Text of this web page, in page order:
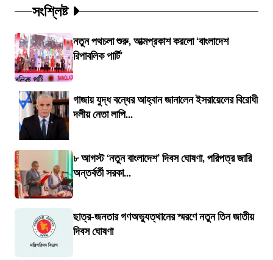
সংশ্লিষ্ট
নতুন পথচলা শুরু, আত্মপ্রকাশ করলো ‘বাংলাদেশ
রিপাবলিক পার্টি’
গাজায় যুদ্ধ বন্ধের আহ্বান জানালেন ইসরায়েলের বিরোধী
দলীয় নেতা লাপি...
৮ আগস্ট ‘নতুন বাংলাদেশ’ দিবস ঘোষণা, পরিপত্র জারি
অন্তর্বর্তী সরকা...
ছাত্র-জনতার গণঅভ্যুত্থানের স্মরণে নতুন তিন জাতীয়
দিবস ঘোষণা